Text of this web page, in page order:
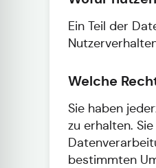
Ein Teil der
Welche
Sie haben
zu erhalten.
bestimmten